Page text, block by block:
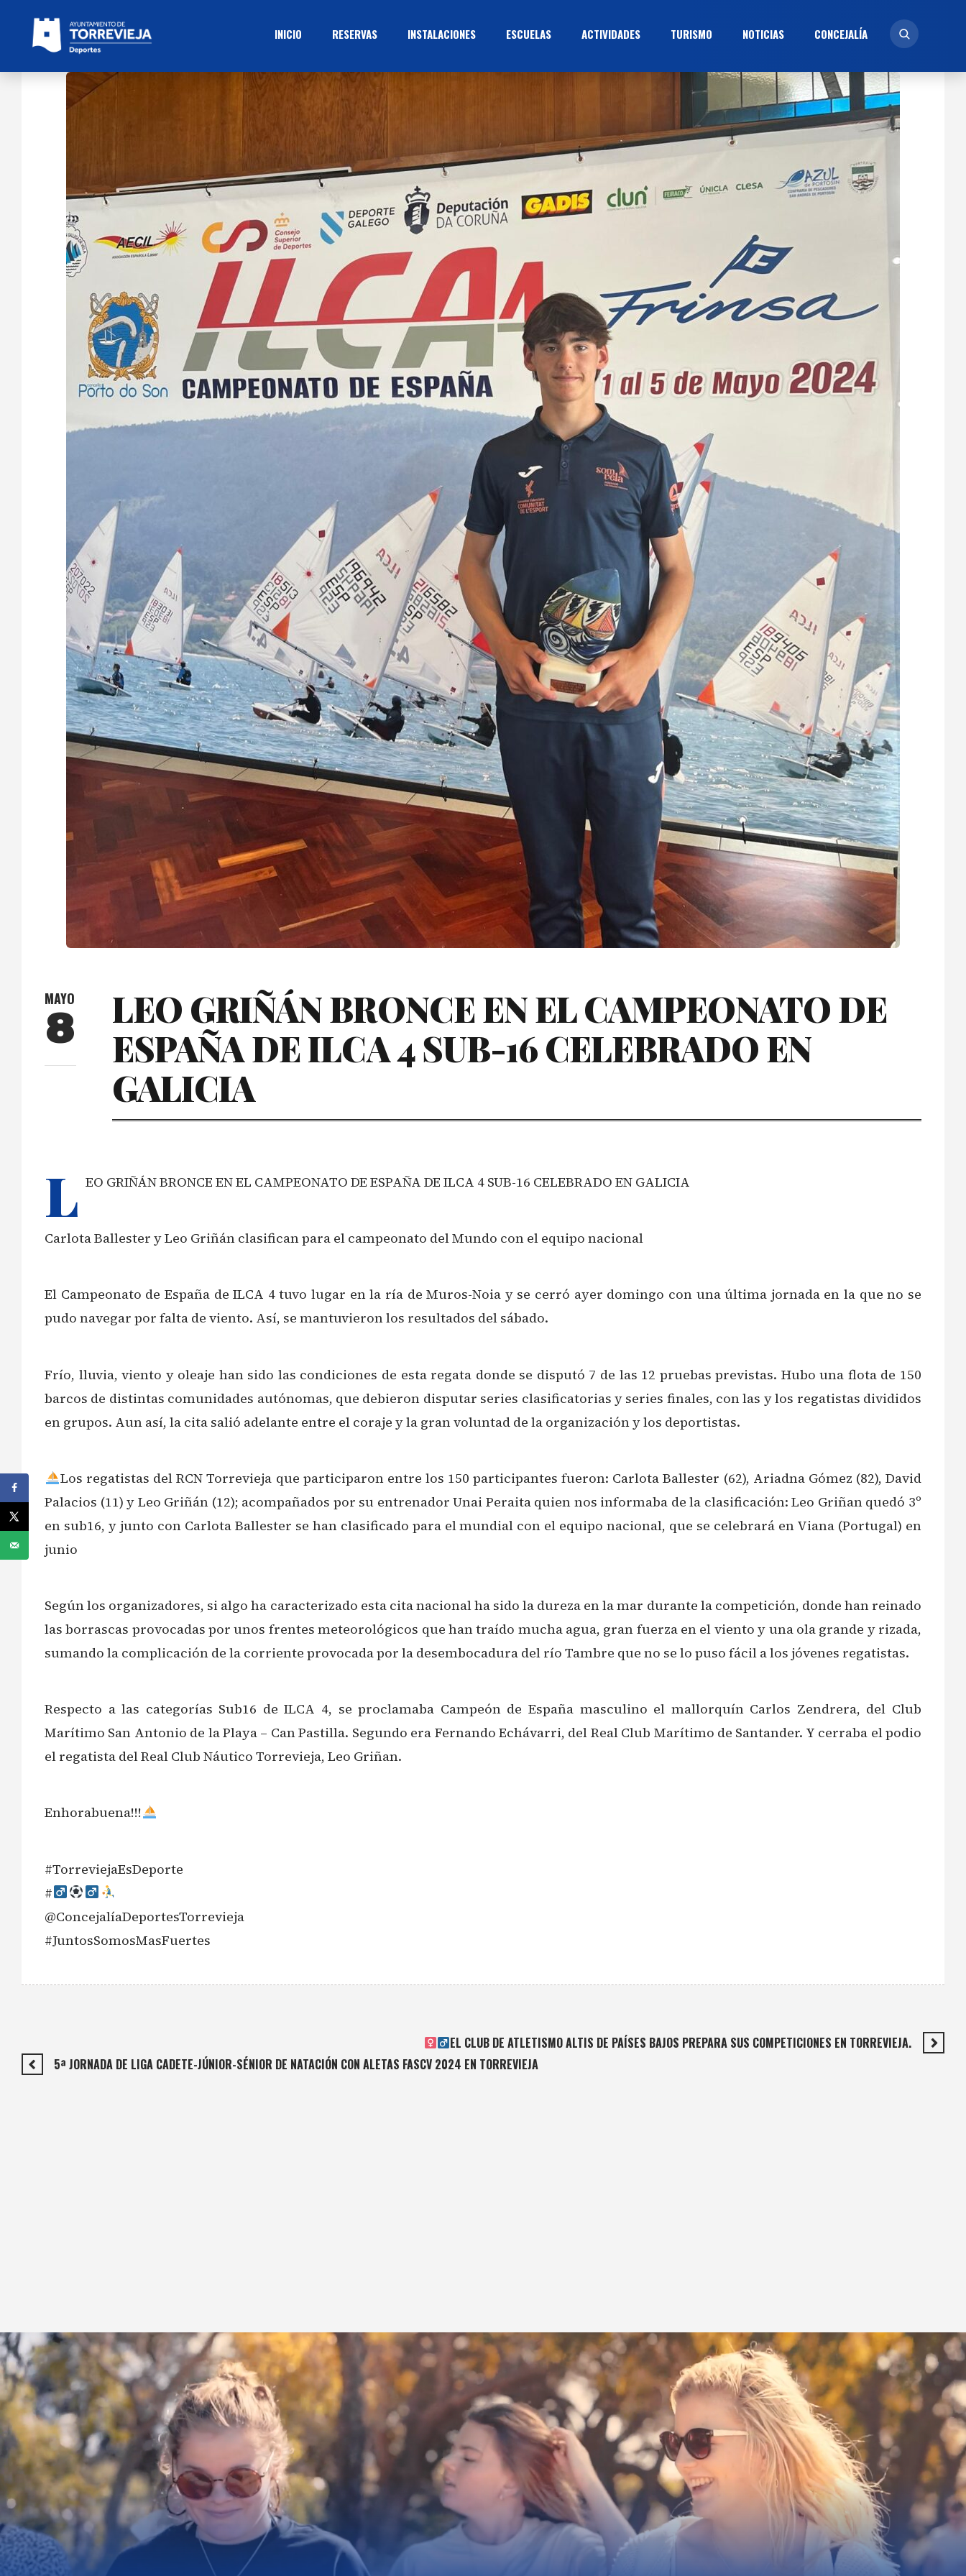
INICIO RESERVAS INSTALACIONES ESCUELAS ACTIVIDADES TURISMO NOTICIAS CONCEJALÍ­A
MAYO
8
LEO GRIÑÁN BRONCE EN EL CAMPEONATO DE
ESPAÑA DE ILCA 4 SUB-16 CELEBRADO EN
GALICIA
L EO GRIÑÁN BRONCE EN EL CAMPEONATO DE ESPAÑA DE ILCA 4 SUB-16 CELEBRADO EN GALICIA
Carlota Ballester y Leo Griñán clasifican para el campeonato del Mundo con el equipo nacional
El Campeonato de España de ILCA 4 tuvo lugar en la ría de Muros-Noia y se cerró ayer domingo con una última jornada en la que no se
pudo navegar por falta de viento. Así, se mantuvieron los resultados del sábado.
Frío, lluvia, viento y oleaje han sido las condiciones de esta regata donde se disputó 7 de las 12 pruebas previstas. Hubo una flota de 150
barcos de distintas comunidades autónomas, que debieron disputar series clasificatorias y series finales, con las y los regatistas divididos
en grupos. Aun así, la cita salió adelante entre el coraje y la gran voluntad de la organización y los deportistas.
Los regatistas del RCN Torrevieja que participaron entre los 150 participantes fueron: Carlota Ballester (62), Ariadna Gómez (82), David
Palacios (11) y Leo Griñán (12); acompañados por su entrenador Unai Peraita quien nos informaba de la clasificación: Leo Griñan quedó 3º
en sub16, y junto con Carlota Ballester se han clasificado para el mundial con el equipo nacional, que se celebrará en Viana (Portugal) en
junio
Según los organizadores, si algo ha caracterizado esta cita nacional ha sido la dureza en la mar durante la competición, donde han reinado
las borrascas provocadas por unos frentes meteorológicos que han traído mucha agua, gran fuerza en el viento y una ola grande y rizada,
sumando la complicación de la corriente provocada por la desembocadura del río Tambre que no se lo puso fácil a los jóvenes regatistas.
Respecto a las categorías Sub16 de ILCA 4, se proclamaba Campeón de España masculino el mallorquín Carlos Zendrera, del Club
Marítimo San Antonio de la Playa – Can Pastilla. Segundo era Fernando Echávarri, del Real Club Marítimo de Santander. Y cerraba el podio
el regatista del Real Club Náutico Torrevieja, Leo Griñan.
Enhorabuena!!!
#TorreviejaEsDeporte
#‍
@ConcejalíaDeportesTorrevieja
#JuntosSomosMasFuertes
EL CLUB DE ATLETISMO ALTIS DE PAÍSES BAJOS PREPARA SUS COMPETICIONES EN TORREVIEJA.
5ª JORNADA DE LIGA CADETE-JÚNIOR-SÉNIOR DE NATACIÓN CON ALETAS FASCV 2024 EN TORREVIEJA